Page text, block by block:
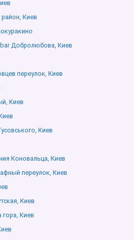
Киев
Добролюбова, Киев
переулок, Киев
Киев
Киев
Коновальца, Киев
переулок, Киев
Киев
гора, Киев